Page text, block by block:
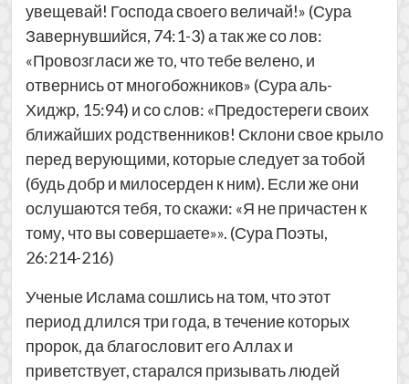
увещевай! Господа своего величай!» (Сура
Завернувшийся, 74:1-3) а так же со лов:
«Провозгласи же то, что тебе велено, и
отвернись от многобожников» (Сура аль-
Хиджр, 15:94) и со слов: «Предостереги своих
ближайших родственников! Склони свое крыло
перед верующими, которые следует за тобой
(будь добр и милосерден к ним). Если же они
ослушаются тебя, то скажи: «Я не причастен к
тому, что вы совершаете»». (Сура Поэты,
26:214-216)
Ученые Ислама сошлись на том, что этот
период длился три года, в течение которых
пророк, да благословит его Аллах и
приветствует, старался призывать людей